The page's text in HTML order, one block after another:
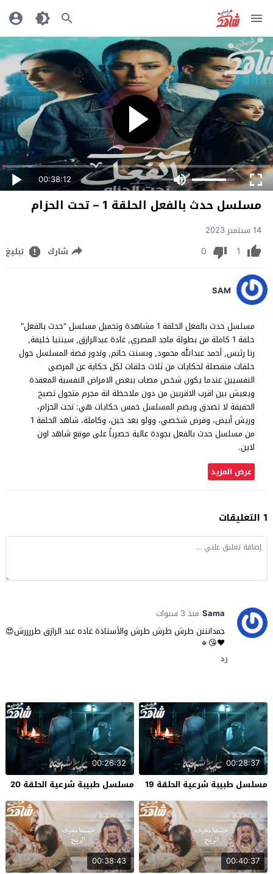
00:38:12
مسلسل حدث بالفعل الحلقة 1 – تحت الحزام
14 سبتمبر 2023
1
0 شارك تبليغ
SAM
مسلسل حدث بالفعل الحلقة 1 مشاهدة وتحميل مسلسل "حدث بالفعل"
حلقة 1 كاملة من بطولة ماجد المصري, غادة عبدالرازق, سينتيا خليفة,
رنا رئيس, أحمد عبدالله محمود, وبسنت حاتم, وتدور قصة المسلسل حول
حلقات منفصلة لحكايات من ثلاث حلقات لكل حكاية عن المرضى
النفسيين عندما يكون شخص مصاب ببعض الامراض النفسية المعقدة
ويعيش بين اقرب الاقربين من دون ملاحظة انة مجرم متحول تصبح
الحقيقة لا تصدق ويضم المسلسل خمس حكايات هي: تحت الحزام،
وريش أبيض، وقرض شخصي، وولو بعد حين، وكاملة، شاهد الحلقة 1
من مسلسل حدث بالفعل بجودة عالية حصرياً على موقع شاهد اون
لاين.
عرض المزيد
1 التعليقات
Sama منذ 3 سنوات
جمدانننن طرش طرش طرش والأستاذة غاده عبد الرازق طررررش😍
♥😘🔹
رد
00:28:37
مسلسل طبيبة شرعية الحلقة 19
00:26:32
مسلسل طبيبة شرعية الحلقة 20
00:40:37
00:38:43